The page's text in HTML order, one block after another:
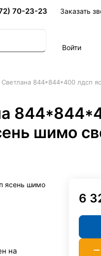
70-23-23 Заказать
Войти
844*844*400 лдсп
шимо
ясень шимо
на
6